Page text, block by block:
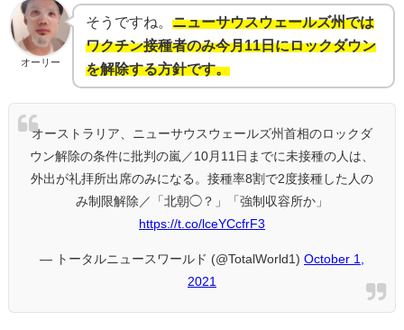
オーリー
そうですね。 ニューサウスウェールズ州では
ワクチン接種者のみ今月11日にロックダウン
を解除する方針です。
オーストラリア、ニューサウスウェールズ州首相のロックダ
ウン解除の条件に批判の嵐／10月11日までに未接種の人は、
外出が礼拝所出席のみになる。接種率8割で2度接種した人の
み制限解除／「北朝◯？」「強制収容所か」
https://t.co/lceYCcfrF3
— トータルニュースワールド (@TotalWorld1) October 1,
2021